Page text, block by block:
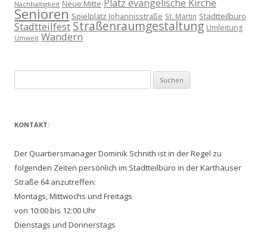
Nachhaltigkeit Neue Mitte Platz evangelische Kirche
Senioren Spielplatz Johannisstraße St. Martin Stadtteilbüro
Stadtteilfest Straßenraumgestaltung Umleitung
Umwelt Wandern
nach:
KONTAKT:
Der Quartiersmanager Dominik Schnith ist in der Regel zu
folgenden Zeiten persönlich im Stadtteilbüro in der Karthäuser
Straße 64 anzutreffen:
Montags, Mittwochs und Freitags
von 10:00 bis 12:00 Uhr
Dienstags und Donnerstags